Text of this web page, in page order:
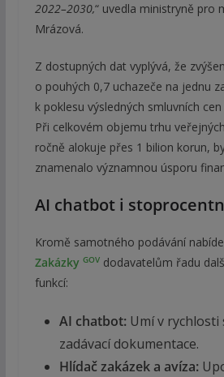
2022–2030,“ uvedla ministryně pro
Mrázová.
Z dostupných dat vyplývá, že
o pouhých 0,7 uchazeče na jednu
k poklesu výsledných smluvních
Při celkovém objemu trhu
ročně alokuje přes 1 bilion korun,
znamenalo významnou úsporu
AI chatbot i
Kromě samotného podávání
Zakázky GOVdodavatelům řadu
funkcí:
AI chatbot:Umí v rychlosti
zadávací dokumentace.
Hlídač zakázek a avíza: